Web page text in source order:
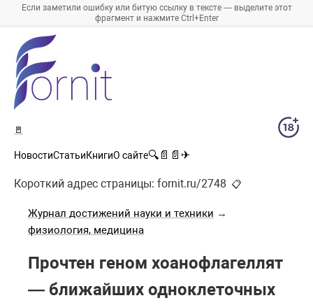
Если заметили ошибку или битую ссылку в тексте — выделите этот
фрагмент и нажмите Ctrl+Enter
🚪
НовостиСтатьиКнигиО сайте🔍 📄 📄 ✈
Короткий адрес страницы: fornit.ru/2748 📋
Журнал достижений науки и техники →
физиология, медицина
Прочтен геном хоанофлагеллят
— ближайших одноклеточных